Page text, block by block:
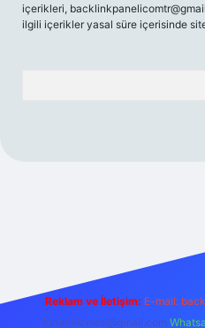
içerikleri,
ilgili içerikler yasal süre içerisinde
Reklam ve İletişim: E-mail:
forumhizmeti@gmail.com